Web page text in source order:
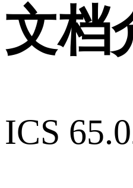
文档
ICS